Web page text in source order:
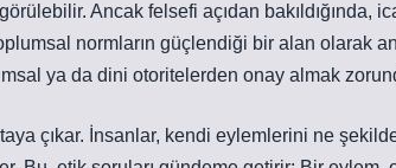
Ancak felsefi açıdan bakıldığında,
normların güçlendiği bir alan olarak
ya da dini otoritelerden onay almak
çıkar. İnsanlar, kendi eylemlerini ne